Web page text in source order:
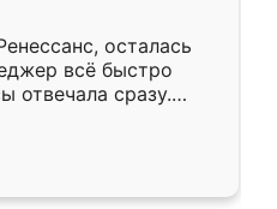
только здесь.
осталась
всё быстро
отвечала сразу.
подошёл к
Собрали
аккуратно, даже